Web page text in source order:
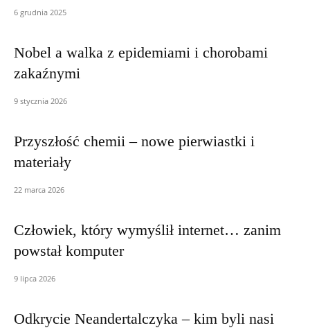
6 grudnia 2025
Nobel a walka z epidemiami i chorobami
zakaźnymi
9 stycznia 2026
Przyszłość chemii – nowe pierwiastki i
materiały
22 marca 2026
Człowiek, który wymyślił internet… zanim
powstał komputer
9 lipca 2026
Odkrycie Neandertalczyka – kim byli nasi